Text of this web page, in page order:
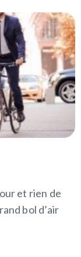
et rien de
bol d’air